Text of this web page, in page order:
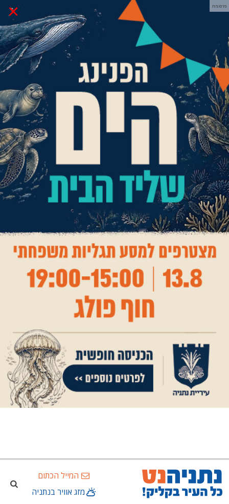
× פרסומת
המייל הכתום
מזג אוויר בנתניה